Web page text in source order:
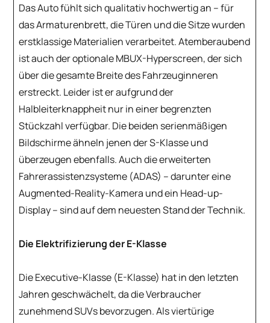
Das Auto fühlt sich qualitativ hochwertig an – für
das Armaturenbrett, die Türen und die Sitze wurden
erstklassige Materialien verarbeitet. Atemberaubend
ist auch der optionale MBUX-Hyperscreen, der sich
über die gesamte Breite des Fahrzeuginneren
erstreckt. Leider ist er aufgrund der
Halbleiterknappheit nur in einer begrenzten
Stückzahl verfügbar. Die beiden serienmäßigen
Bildschirme ähneln jenen der S-Klasse und
überzeugen ebenfalls. Auch die erweiterten
Fahrerassistenzsysteme (ADAS) – darunter eine
Augmented-Reality-Kamera und ein Head-up-
Display – sind auf dem neuesten Stand der Technik.
Die Elektrifizierung der E-Klasse
Die Executive-Klasse (E-Klasse) hat in den letzten
Jahren geschwächelt, da die Verbraucher
zunehmend SUVs bevorzugen. Als viertürige